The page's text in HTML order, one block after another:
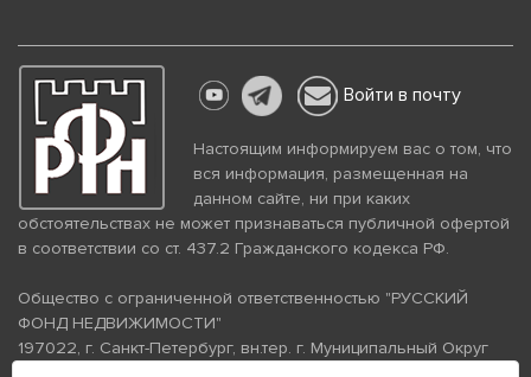
Войти в почту
Настоящим информируем вас о том, что
вся информация, размещенная на
данном сайте, ни при каких
обстоятельствах не может признаваться публичной офертой
в соответствии со ст. 437.2 Гражданского кодекса РФ.
Общество с ограниченной ответственностью "РУССКИЙ
ФОНД НЕДВИЖИМОСТИ"
197022, г. Санкт-Петербург, вн.тер. г. Муниципальный Округ